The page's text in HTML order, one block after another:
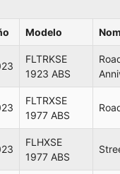
(18
2023
Modelo
FLTRKSE
1923 ABS
FLTRXSE
1977 ABS
FLHXSE
1977 ABS